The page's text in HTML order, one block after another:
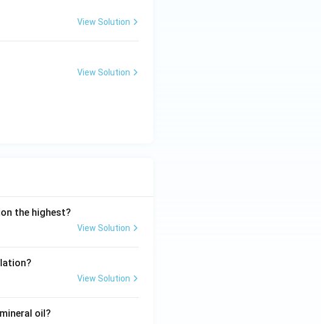
View Solution
View Solution
the highest?
View Solution
View Solution
oil?